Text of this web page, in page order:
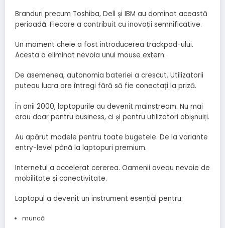
Branduri precum Toshiba, Dell și IBM au dominat această
perioadă. Fiecare a contribuit cu inovații semnificative.
Un moment cheie a fost introducerea trackpad-ului.
Acesta a eliminat nevoia unui mouse extern.
De asemenea, autonomia bateriei a crescut. Utilizatorii
puteau lucra ore întregi fără să fie conectați la priză.
În anii 2000, laptopurile au devenit mainstream. Nu mai
erau doar pentru business, ci și pentru utilizatori obișnuiți.
Au apărut modele pentru toate bugetele. De la variante
entry-level până la laptopuri premium.
Internetul a accelerat cererea. Oamenii aveau nevoie de
mobilitate și conectivitate.
Laptopul a devenit un instrument esențial pentru:
muncă